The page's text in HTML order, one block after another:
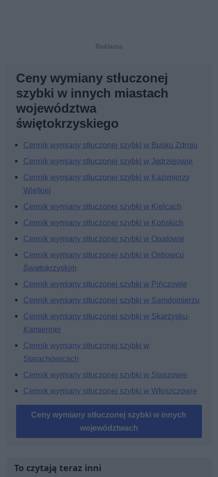
Ceny wymiany stłuczonej
szybki w innych miastach
województwa
świętokrzyskiego
Cennik wymiany stłuczonej szybki w Busku Zdroju
Cennik wymiany stłuczonej szybki w Jędrzejowie
Cennik wymiany stłuczonej szybki w Kazimierzy
Wielkiej
Cennik wymiany stłuczonej szybki w Kielcach
Cennik wymiany stłuczonej szybki w Końskich
Cennik wymiany stłuczonej szybki w Opatowie
Cennik wymiany stłuczonej szybki w Ostrowcu
Świętokrzyskim
Cennik wymiany stłuczonej szybki w Pińczowie
Cennik wymiany stłuczonej szybki w Samdomierzu
Cennik wymiany stłuczonej szybki w Skarżysku-
Kamiennej
Cennik wymiany stłuczonej szybki w
Starachowicach
Cennik wymiany stłuczonej szybki w Staszowie
Cennik wymiany stłuczonej szybki w Włoszczowie
Ceny wymiany stłuczonej szybki w innych
województwach
To czytają teraz inni